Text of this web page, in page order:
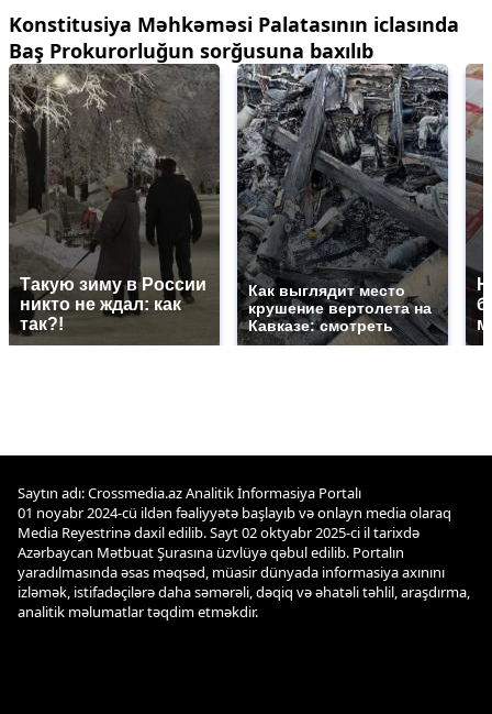
Konstitusiya Məhkəməsi Palatasının iclasında
Baş Prokurorluğun sorğusuna baxılıb
Такую зиму в России
никто не ждал: как
так?!
Как выглядит место
крушение вертолета на
Кавказе: смотреть
Saytın adı: Crossmedia.az Analitik İnformasiya Portalı
01 noyabr 2024-cü ildən fəaliyyətə başlayıb və onlayn media olaraq
Media Reyestrinə daxil edilib. Sayt 02 oktyabr 2025-ci il tarixdə
Azərbaycan Mətbuat Şurasına üzvlüyə qəbul edilib. Portalın
yaradılmasında əsas məqsəd, müasir dünyada informasiya axınını
izləmək, istifadəçilərə daha səmərəli, dəqiq və əhatəli təhlil, araşdırma,
analitik məlumatlar təqdim etməkdir.